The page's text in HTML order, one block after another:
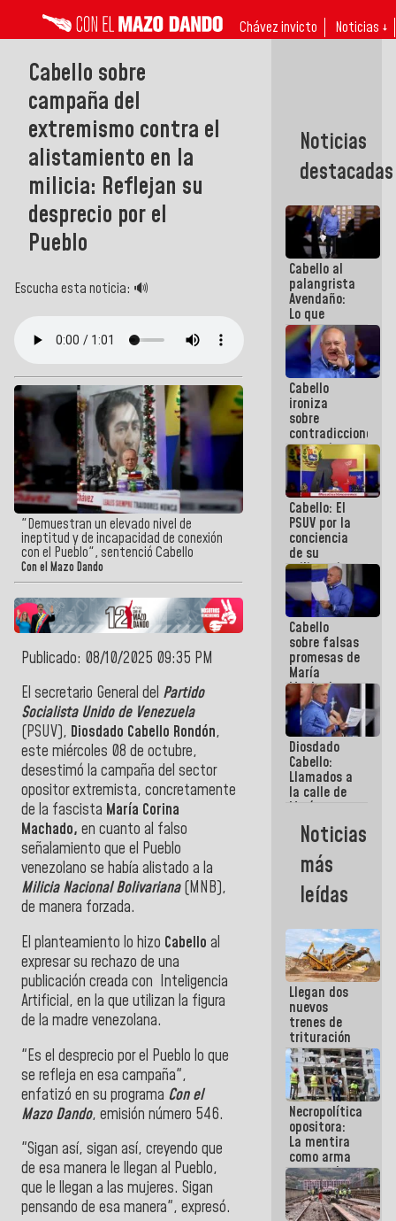
Chávez invicto Noticias ↓
Cabello sobre
campaña del
extremismo contra el
alistamiento en la
milicia: Reflejan su
desprecio por el
Pueblo
Escucha esta noticia: 🔊
"Demuestran un elevado nivel de
ineptitud y de incapacidad de conexión
con el Pueblo", sentenció Cabello
Con el Mazo Dando
Publicado: 08/10/2025 09:35 PM
El secretario General del Partido
Socialista Unido de Venezuela
(PSUV), Diosdado Cabello Rondón,
este miércoles 08 de octubre,
desestimó la campaña del sector
opositor extremista, concretamente
de la fascista María Corina
Machado, en cuanto al falso
señalamiento que el Pueblo
venezolano se había alistado a la
Milicia Nacional Bolivariana(MNB),
de manera forzada.
El planteamiento lo hizo Cabello al
expresar su rechazo de una
publicación creada con Inteligencia
Artificial, en la que utilizan la figura
de la madre venezolana.
"Es el desprecio por el Pueblo lo que
se refleja en esa campaña",
enfatizó en su programa Con el
Mazo Dando, emisión número 546.
"Sigan así, sigan así, creyendo que
de esa manera le llegan al Pueblo,
que le llegan a las mujeres. Sigan
pensando de esa manera", expresó.
Noticias
destacadas
Cabello al
palangrista
Avendaño:
Lo que
vayas a
escribir
hazlo hoy
por que no
sabemos si
la semana
que viene
hay
programa
Cabello
ironiza
sobre
contradicciones
y mentiras
de María
Machado:
¡Créanle!
Cabello: El
PSUV por la
conciencia
de su
militancia
es la
organización
política más
sólida de
Venezuela
Cabello
sobre falsas
promesas de
María
Machado:
¿Quién le
puede creer?
¿Y la gente
que ella iba
a salvar en
La Guaira?
Diosdado
Cabello:
Llamados a
la calle de
María
Machado se
estrellaron
de frente
contra el
Pueblo
Noticias
más
leídas
Llegan dos
nuevos
trenes de
trituración
para
optimizar
manejo de
escombros
en La Guaira
Necropolítica
opositora:
La mentira
como arma
contra el
Pueblo